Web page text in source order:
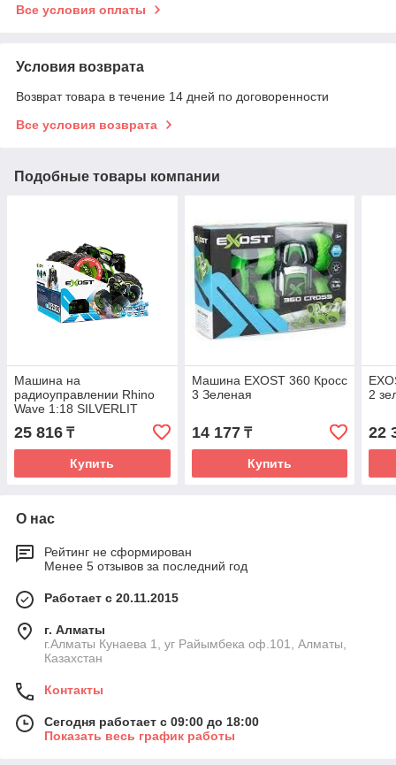
Все условия оплаты
Условия возврата
Возврат товара в течение 14 дней по договоренности
Все условия возврата
Подобные товары компании
Машина на
радиоуправлении Rhino
Wave 1:18 SILVERLIT
25 816 ₸
Купить
Машина EXOST 360 Кросс
3 Зеленая
14 177₸
Купить
2
22
О нас
Рейтинг не сформирован
Менее 5 отзывов за последний год
Работает с 20.11.2015
г. Алматы
г.Алматы Кунаева 1, уг Райымбека оф.101, Алматы,
Казахстан
Контакты
Сегодня работает с 09:00 до 18:00
Показать весь график работы